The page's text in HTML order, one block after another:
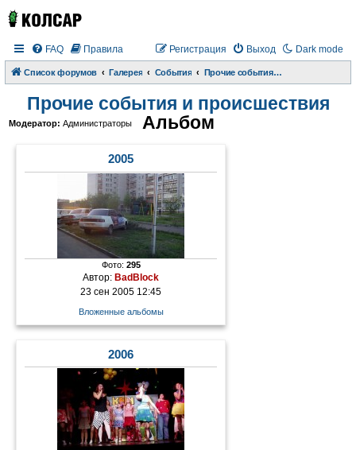
Dark mode
FAQ Правила Выход
Регистрация
Список форумов Галерея События Прочие события и происшествия
Прочие события и происшествия
Модератор: Администраторы Альбом
2005
Фото: 295
Автор:BadBlock
23 сен 2005 12:45
Вложенные альбомы
2006